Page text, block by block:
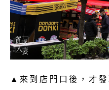
▲來到店門口後，才發